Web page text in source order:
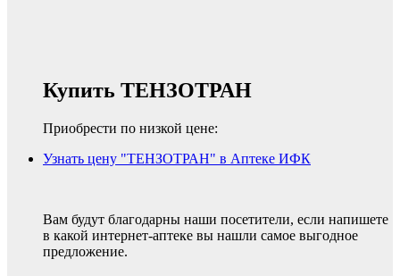
Купить ТЕНЗОТРАН
Приобрести по низкой цене:
Узнать цену "ТЕНЗОТРАН" в Аптеке ИФК
Вам будут благодарны наши посетители, если напишете
в какой интернет-аптеке вы нашли самое выгодное
предложение.